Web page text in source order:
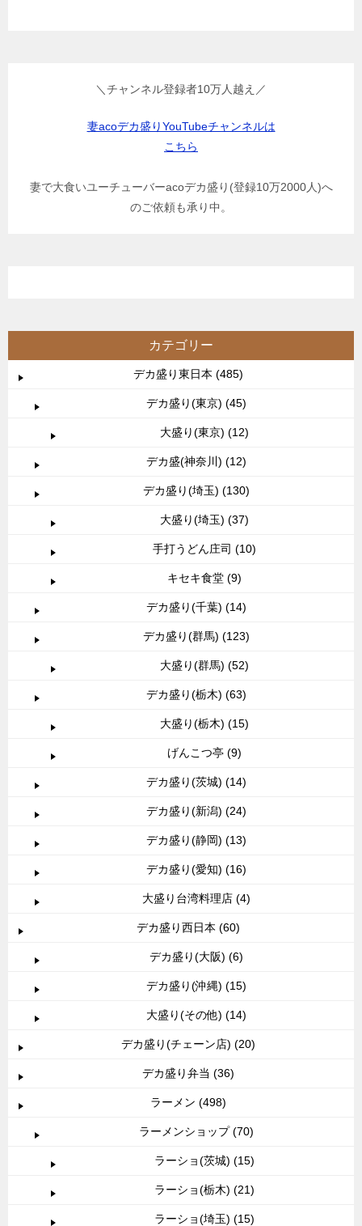
＼チャンネル登録者10万人越え／
妻acoデカ盛りYouTubeチャンネルは
こちら
妻で大食いユーチューバーacoデカ盛り(登録10万2000人)へ
のご依頼も承り中。
カテゴリー
デカ盛り東日本 (485)
デカ盛り(東京) (45)
大盛り(東京) (12)
デカ盛(神奈川) (12)
デカ盛り(埼玉) (130)
大盛り(埼玉) (37)
手打うどん庄司 (10)
キセキ食堂 (9)
デカ盛り(千葉) (14)
デカ盛り(群馬) (123)
大盛り(群馬) (52)
デカ盛り(栃木) (63)
大盛り(栃木) (15)
げんこつ亭 (9)
デカ盛り(茨城) (14)
デカ盛り(新潟) (24)
デカ盛り(静岡) (13)
デカ盛り(愛知) (16)
大盛り台湾料理店 (4)
デカ盛り西日本 (60)
デカ盛り(大阪) (6)
デカ盛り(沖縄) (15)
大盛り(その他) (14)
デカ盛り(チェーン店) (20)
デカ盛り弁当 (36)
ラーメン (498)
ラーメンショップ (70)
ラーショ(茨城) (15)
ラーショ(栃木) (21)
ラーショ(埼玉) (15)